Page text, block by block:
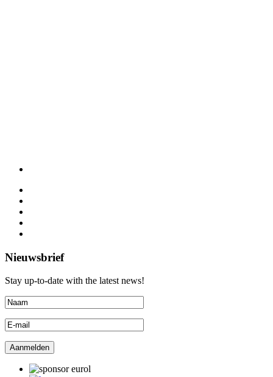
Nieuwsbrief
Stay up-to-date with the latest news!